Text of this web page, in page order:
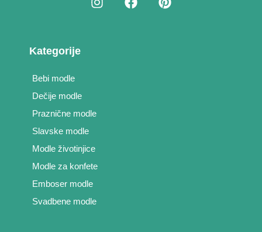
Kategorije
Bebi modle
Dečije modle
Praznične modle
Slavske modle
Modle životinjice
Modle za konfete
Emboser modle
Svadbene modle